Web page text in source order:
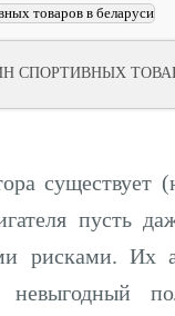
СПОРТИВНЫХ
существует
пусть
рисками. Их
полно